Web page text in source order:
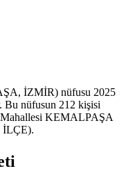
İZMİR) nüfusu 2025
Bu nüfusun 212 kişisi
KEMALPAŞA
İLÇE).